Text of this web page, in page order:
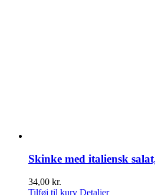
Skinke med italiensk
34,00 kr.
Tilføj til kurv Detaljer